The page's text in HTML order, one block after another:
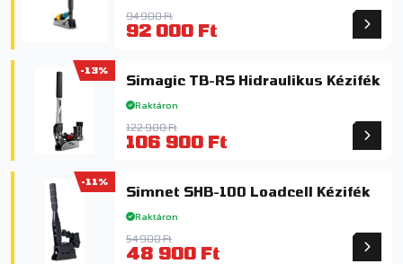
94 900 Ft
92 000 Ft
-13%
Simagic TB-RS Hidraulikus Kézifék
Raktáron
122 900 Ft
106 900 Ft
-11%
Simnet SHB-100 Loadcell Kézifék
Raktáron
54 900 Ft
48 900 Ft